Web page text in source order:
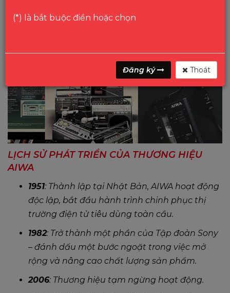
LỊCH SỬ PHÁT TRIỂN CỦA THƯƠNG HIỆU
AIWA
1951: Thành lập tại Nhật Bản, AIWA hoạt động
độc lập, bắt đầu hành trình chinh phục thị
trường điện tử tiêu dùng toàn cầu.
1982: Trở thành một phần của Tập đoàn Sony
– đánh dấu một bước ngoặt trong việc mở
rộng và nâng cao chất lượng sản phẩm.
2006: Thương hiệu tạm ngừng hoạt động.
(*) là bắt buộc điền hoặc chọn
Đăng ký Thoát